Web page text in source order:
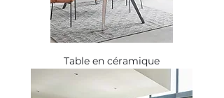
Table en céramique